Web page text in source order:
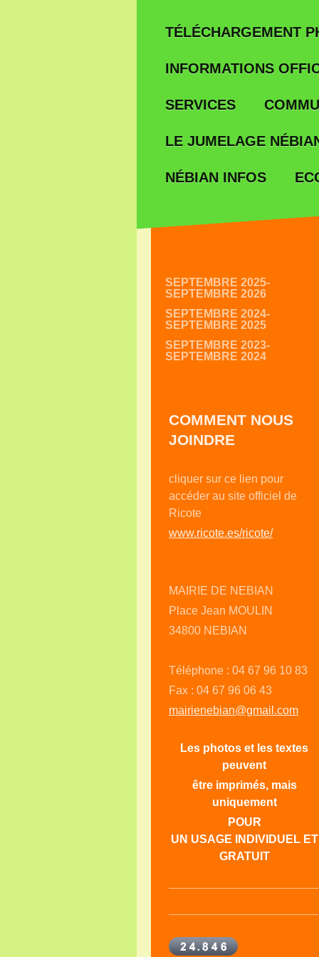
TÉLÉCHARGEMENT
INFORMATIONS
SERVICES
LE JUMELAGE
NÉBIAN INFOS
SEPTEMBRE 2025-
SEPTEMBRE 2026
SEPTEMBRE 2024-
SEPTEMBRE 2025
SEPTEMBRE 2023-
SEPTEMBRE 2024
COMMENT NOUS
JOINDRE
cliquer sur ce lien pour
accéder au site officiel de
Ricote
www.ricote.es/ricote/
MAIRIE DE NEBIAN
Place Jean MOULIN
34800 NEBIAN
Téléphone : 04 67 96 10 83
Fax : 04 67 96 06 43
mairienebian@gmail.com
Les photos et les textes
peuvent
être imprimés, mais
uniquement
POUR
UN USAGE INDIVIDUEL ET
GRATUIT